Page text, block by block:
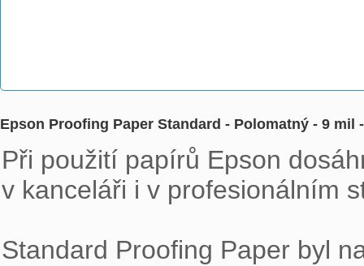
Epson Proofing Paper Standard - Polomatný - 9 mil
Při použití papírů Epson
v kanceláři i v profesionálním
Standard Proofing Paper byl